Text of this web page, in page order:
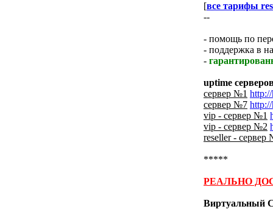
[все тарифы
--
- помощь по
- поддержка в
-
uptime
сервер №1
сервер №7
vip - сервер №1
vip - сервер №2
reseller - сервер
*****
РЕАЛЬНО
Виртуальный